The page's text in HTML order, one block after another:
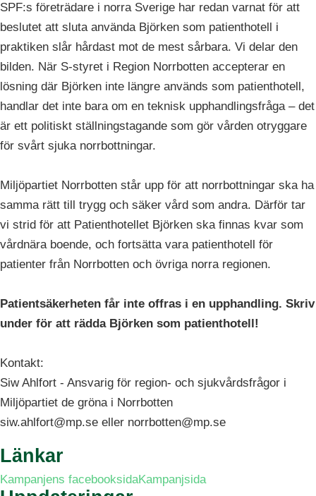
SPF:s företrädare i norra Sverige har redan varnat för att
beslutet att sluta använda Björken som patienthotell i
praktiken slår hårdast mot de mest sårbara. Vi delar den
bilden. När S-styret i Region Norrbotten accepterar en
lösning där Björken inte längre används som patienthotell,
handlar det inte bara om en teknisk upphandlingsfråga – det
är ett politiskt ställningstagande som gör vården otryggare
för svårt sjuka norrbottningar.
Miljöpartiet Norrbotten står upp för att norrbottningar ska ha
samma rätt till trygg och säker vård som andra. Därför tar
vi strid för att Patienthotellet Björken ska finnas kvar som
vårdnära boende, och fortsätta vara patienthotell för
patienter från Norrbotten och övriga norra regionen.
Patientsäkerheten får inte offras i en upphandling. Skriv
under för att rädda Björken som patienthotell!
Kontakt:
Siw Ahlfort - Ansvarig för region- och sjukvårdsfrågor i
Miljöpartiet de gröna i Norrbotten
siw.ahlfort@mp.se eller norrbotten@mp.se
Länkar
Kampanjens facebooksidaKampanjsida